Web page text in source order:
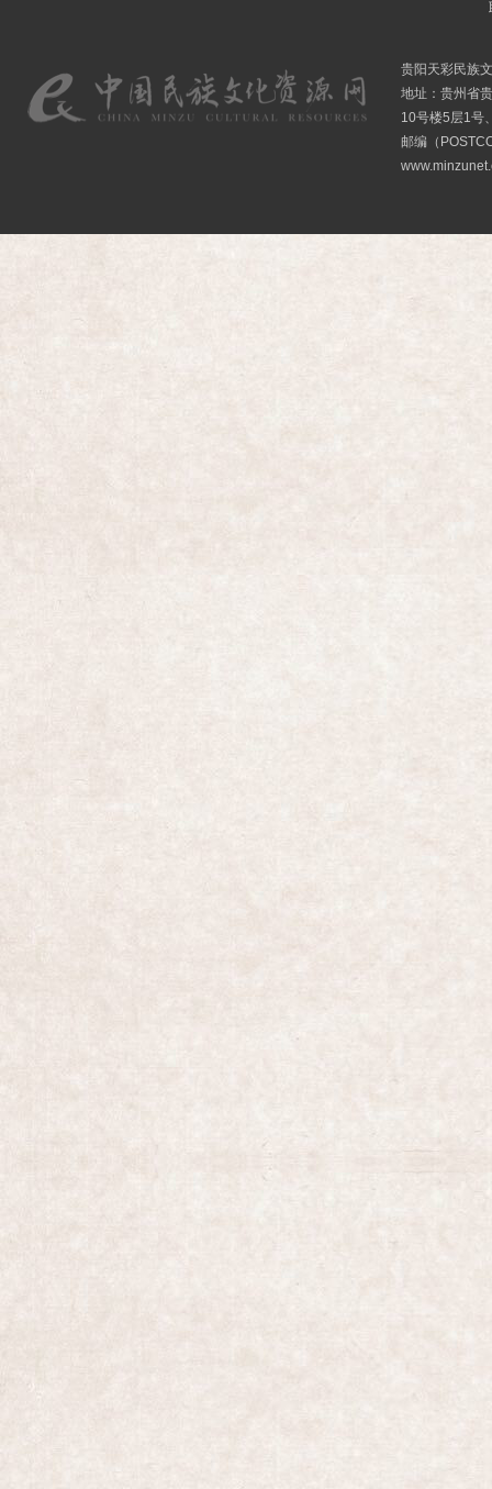
贵阳天彩民族
地址：贵州省
10号楼5层1号
邮编（